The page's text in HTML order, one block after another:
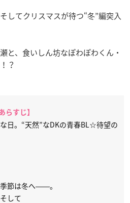
してクリスマスが待つ“冬”編突入
と、食いしん坊なぽわぽわくん・
？
らすじ】
日。“天然”なDKの青春BL☆待望の
節は冬へ――。
して